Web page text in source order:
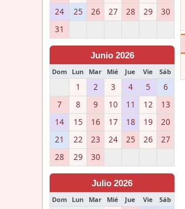
24
25 26 27 28 29
30
31
Junio 2026
Dom Lun Mar Mié Jue Vie Sáb
1 2 3 4 5
6
7
8 9 10 11 12
13
14
15 16 17 18 19
20
21
22 23 24 25 26
27
28
29 30
Julio 2026
Dom Lun Mar Mié Jue Vie Sáb